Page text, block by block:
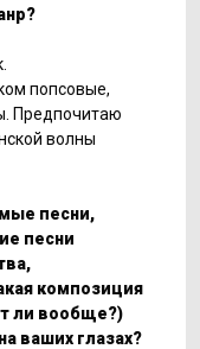
попсовые,
Предпочитаю
волны
песни,
песни
композиция
ли вообще?)
ваших глазах?